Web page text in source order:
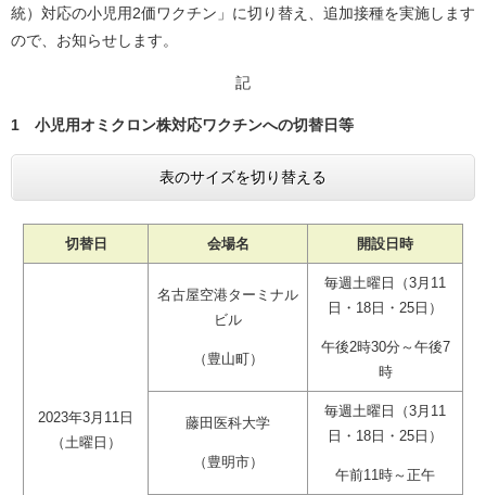
統）対応の小児用2価ワクチン」に切り替え、追加接種を実施します
ので、お知らせします。
記
1 小児用オミクロン株対応ワクチンへの切替日等
表のサイズを切り替える
切替日 会場名 開設日時
2023年3月11日
（土曜日）
名古屋空港ターミナル
ビル
（豊山町）
毎週土曜日（3月11
日・18日・25日）
午後2時30分～午後7
時
藤田医科大学
（豊明市）
毎週土曜日（3月11
日・18日・25日）
午前11時～正午